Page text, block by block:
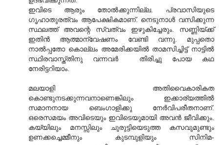
ഇവിടെ ആരും തോല്‍ക്കുന്നില്ല. പ്രവാസിയുടെ
ഗൃഹാതുരത്വം ആപേക്ഷികമാണ്. നെടുനാള്‍ വസിക്കുന്ന
സ്ഥലത്ത് അവന്റെ സ്വത്വം ഇഴുകിച്ചേരും. സണ്ണിയ്ക്ക്
ഇതിന്‍ ആത്മാന്വേഷണം വേണ്ടി വന്നു. മുപ്പതൊ
നാല്‍പ്പതോ കൊല്ലം അമേരിക്കയില്‍ താമസിച്ചിട്ട് നാട്ടില്‍
സ്ഥിരവാസ്ത്തിനു വന്നവര്‍ ‍ തിരിച്ചു പോയ കഥ
നേരിട്ടറിയാം.
മലയാളി അതിവൈകാരികത
കൊണ്ടുനടക്കുന്നവനാണെങ്കിലും ഇക്കാര്യത്തില്‍
സമാനനായ ബെംഗാളിക്കു നേര്‍വിപരീതനാണ്.
ഒരെസമയം അവിടെയും ഇവിടെയുമായി അവന്‍ ജീവിക്കും.
കയ്യിലും മനസ്സിലും ചുരുട്ടിയെടുത്ത കസവുമുണ്ടും
ഉണക്കച്ചെമ്മീനും കുടമ്പുളിയും സിനിമ-